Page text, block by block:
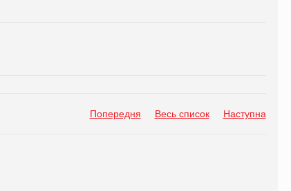
Попередня Весь список Наступна